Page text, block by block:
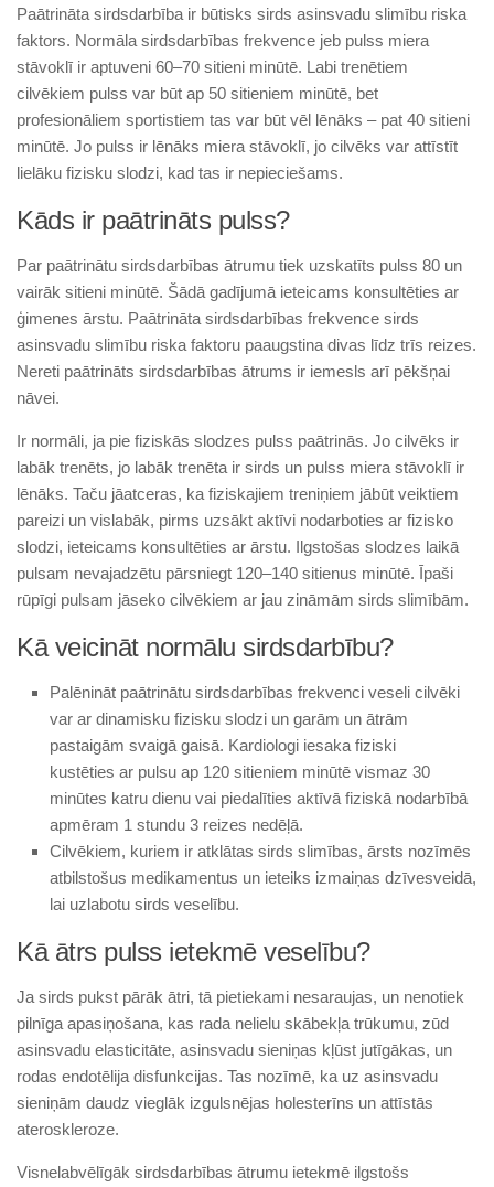
Paātrināta sirdsdarbība ir būtisks sirds asinsvadu slimību riska
faktors. Normāla sirdsdarbības frekvence jeb pulss miera
stāvoklī ir aptuveni 60–70 sitieni minūtē. Labi trenētiem
cilvēkiem pulss var būt ap 50 sitieniem minūtē, bet
profesionāliem sportistiem tas var būt vēl lēnāks – pat 40 sitieni
minūtē. Jo pulss ir lēnāks miera stāvoklī, jo cilvēks var attīstīt
lielāku fizisku slodzi, kad tas ir nepieciešams.
Kāds ir paātrināts pulss?
Par paātrinātu sirdsdarbības ātrumu tiek uzskatīts pulss 80 un
vairāk sitieni minūtē. Šādā gadījumā ieteicams konsultēties ar
ģimenes ārstu. Paātrināta sirdsdarbības frekvence sirds
asinsvadu slimību riska faktoru paaugstina divas līdz trīs reizes.
Nereti paātrināts sirdsdarbības ātrums ir iemesls arī pēkšņai
nāvei.
Ir normāli, ja pie fiziskās slodzes pulss paātrinās. Jo cilvēks ir
labāk trenēts, jo labāk trenēta ir sirds un pulss miera stāvoklī ir
lēnāks. Taču jāatceras, ka fiziskajiem treniņiem jābūt veiktiem
pareizi un vislabāk, pirms uzsākt aktīvi nodarboties ar fizisko
slodzi, ieteicams konsultēties ar ārstu. Ilgstošas slodzes laikā
pulsam nevajadzētu pārsniegt 120–140 sitienus minūtē. Īpaši
rūpīgi pulsam jāseko cilvēkiem ar jau zināmām sirds slimībām.
Kā veicināt normālu sirdsdarbību?
Palēnināt paātrinātu sirdsdarbības frekvenci veseli cilvēki
var ar dinamisku fizisku slodzi un garām un ātrām
pastaigām svaigā gaisā. Kardiologi iesaka fiziski
kustēties ar pulsu ap 120 sitieniem minūtē vismaz 30
minūtes katru dienu vai piedalīties aktīvā fiziskā nodarbībā
apmēram 1 stundu 3 reizes nedēļā.
Cilvēkiem, kuriem ir atklātas sirds slimības, ārsts nozīmēs
atbilstošus medikamentus un ieteiks izmaiņas dzīvesveidā,
lai uzlabotu sirds veselību.
Kā ātrs pulss ietekmē veselību?
Ja sirds pukst pārāk ātri, tā pietiekami nesaraujas, un nenotiek
pilnīga ap­asiņošana, kas rada nelielu skābekļa trūkumu, zūd
asinsvadu elasticitāte, asinsvadu sieniņas kļūst jutīgākas, un
rodas endotēlija disfunkcijas. Tas nozīmē, ka uz asinsvadu
sieniņām daudz vieglāk izgulsnējas holesterīns un attīstās
ateroskleroze.
Visnelabvēlīgāk sirdsdarbības ātrumu ietekmē ilgstošs